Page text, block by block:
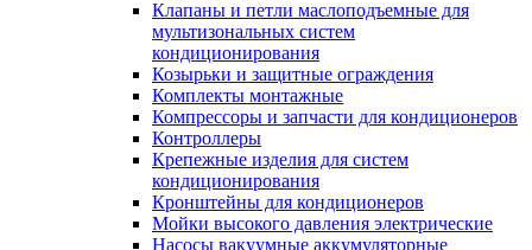
Клапаны и петли маслоподъемные для
мультизональных систем
кондиционирования
Козырьки и защитные ограждения
Комплекты монтажные
Компрессоры и запчасти для кондиционеров
Контроллеры
Крепежные изделия для систем
кондиционирования
Кронштейны для кондиционеров
Мойки высокого давления электрические
Насосы вакуумные аккумуляторные